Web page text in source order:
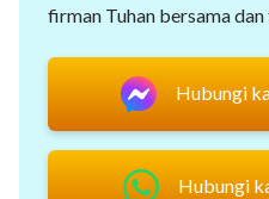
firman Tuhan bersama
Hubungi
Hubungi